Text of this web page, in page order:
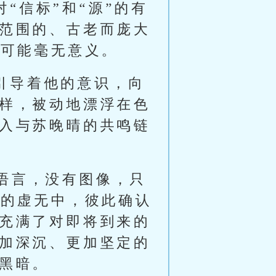
“信标”和“源”的有
围的、古老而庞大
能毫无意义。
导着他的意识，向
，被动地漂浮在色
与苏晚晴的共鸣链
言，没有图像，只
虚无中，彼此确认
满了对即将到来的
深沉、更加坚定的
暗。